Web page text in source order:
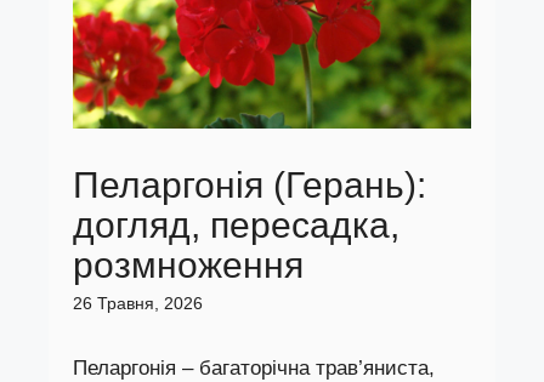
Пеларгонія (Герань):
догляд, пересадка,
розмноження
26 Травня, 2026
Пеларгонія – багаторічна трав’яниста,